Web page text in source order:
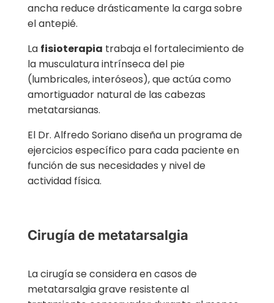
ancha reduce drásticamente la carga sobre
el antepié.
La fisioterapia trabaja el fortalecimiento de
la musculatura intrínseca del pie
(lumbricales, interóseos), que actúa como
amortiguador natural de las cabezas
metatarsianas.
El Dr. Alfredo Soriano diseña un programa de
ejercicios específico para cada paciente en
función de sus necesidades y nivel de
actividad física.
Cirugía de metatarsalgia
La cirugía se considera en casos de
metatarsalgia grave resistente al